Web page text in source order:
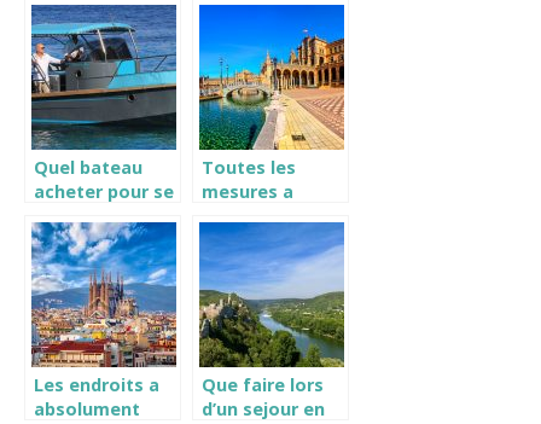
Feuillie
Quel bateau
acheter pour se
Toutes les
mesures a
voyager a
Seville
Les endroits a
absolument
Que faire lors
d’un sejour en